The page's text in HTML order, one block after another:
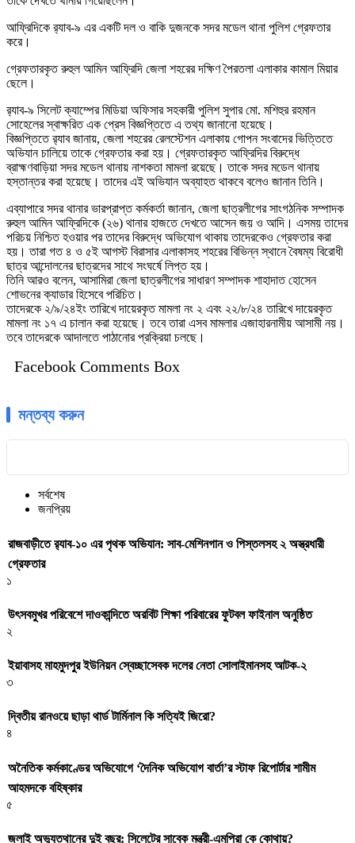
আফ্রিদিকে র‍্যাব-৯ এর একটি দল ও বাকি দুজনকে সদর মডেল থানা পুলিশ গ্রেফতার
করে।
গ্রেফতারকৃত রুহুল আমিন আফ্রিদি জেলা শহরের দক্ষিণ পৈরতলা এলাকার কামাল মিয়ার
ছেলে।
র‍্যাব-৯ সিলেট ক্যাম্পের মিডিয়া অফিসার সহকারী পুলিশ সুপার মো. মশিহুর রহমান
সোহেলের স্বাক্ষরিত এক প্রেস বিজ্ঞপ্তিতে এ তথ্য জানানো হয়েছে।
বিজ্ঞপ্তিতে র‍্যাব জানায়, জেলা শহরের রেলস্টেশন এলাকায় গোপন সংবাদের ভিত্তিতে
অভিযান চালিয়ে তাকে গ্রেফতার করা হয়। গ্রেফতারকৃত আফ্রিদির বিরুদ্ধে
ব্রাহ্মণবাড়িয়া সদর মডেল থানায় নাশকতা মামলা রয়েছে। তাকে সদর মডেল থানায়
হস্তান্তর করা হয়েছে। তাদের এই অভিযান অব্যাহত থাকবে বলেও জানান তিনি।
এব্যাপারে সদর থানার ভারপ্রাপ্ত কর্মকর্তা জানান, জেলা ছাত্রলীগের সাংগঠনিক সম্পাদক
রুহুল আমিন আফ্রিদিকে (২৬) থানার হাজতে দেখতে আসেন জয় ও আদি। এসময় তাদের
পরিচয় নিশ্চিত হওয়ার পর তাদের বিরুদ্ধে অভিযোগ থাকায় তাদেরকেও গ্রেফতার করা
হয়। তারা গত ৪ ও ৫ই আগস্ট বিরাসার এলাকাসহ শহরের বিভিন্ন স্থানে বৈষম্য বিরোধী
ছাত্র আন্দোলনের ছাত্রদের সাথে সংঘর্ষে লিপ্ত হয়।
তিনি আরও বলেন, আসামিরা জেলা ছাত্রলীগের সাধারণ সম্পাদক শাহাদাত হোসেন
শোভনের ক্যাডার হিসেবে পরিচিত।
তাদেরকে ২/৯/২৪ইং তারিখে দায়েরকৃত মামলা নং ২ এবং ২২/৮/২৪ তারিখে দায়েরকৃত
মামলা নং ১৭ এ চালান করা হয়েছে। তবে তারা এসব মামলার এজাহারনামীয় আসামী নয়।
তবে তাদেরকে আদালতে পাঠানোর প্রক্রিয়া চলছে।
Facebook Comments Box
মন্তব্য করুন
সর্বশেষ
জনপ্রিয়
রাজবাড়ীতে র‍্যাব-১০ এর পৃথক অভিযান: সাব-মেশিনগান ও পিস্তলসহ ২ অস্ত্রধারী
গ্রেফতার
১
উৎসবমুখর পরিবেশে দাওকান্দিতে অরবিট শিক্ষা পরিবারের ফুটবল ফাইনাল অনুষ্ঠিত
২
ইয়াবাসহ মাহমুদপুর ইউনিয়ন স্বেচ্ছাসেবক দলের নেতা সোলাইমানসহ আটক-২
৩
দ্বিতীয় রানওয়ে ছাড়া থার্ড টার্মিনাল কি সত্যিই জিরো?
৪
অনৈতিক কর্মকাণ্ডের অভিযোগে ‘দৈনিক অভিযোগ বার্তা’র স্টাফ রিপোর্টার শামীম
আহমদকে বহিষ্কার
৫
জুলাই অভ্যুত্থানের দুই বছর: সিলেটের সাবেক মন্ত্রী-এমপিরা কে কোথায়? ​